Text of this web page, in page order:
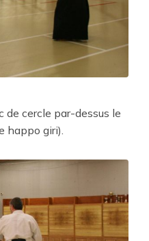
de cercle par-dessus le
happo giri).